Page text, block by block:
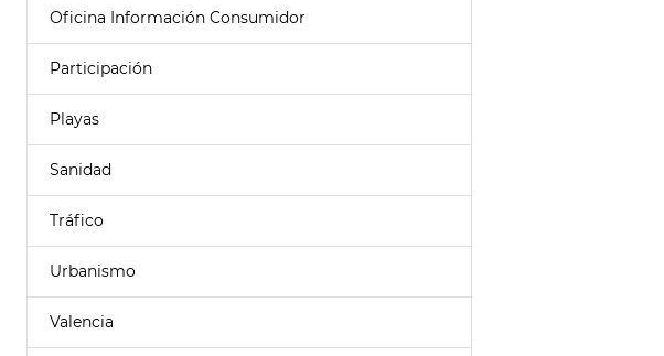
Oficina Información Consumidor
Participación
Playas
Sanidad
Tráfico
Urbanismo
Valencia